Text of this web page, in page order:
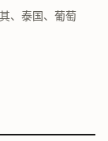
、泰国、葡萄